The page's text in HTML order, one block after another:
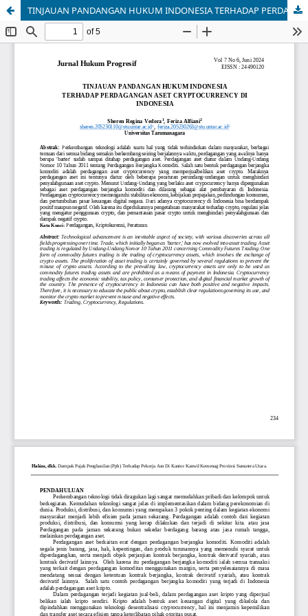
TINJAUAN PANDANGAN HUKUM INDONESIA TERHADAP PERDAGANGAN ASET CRYPTOCURRENCY DI INDONESIA